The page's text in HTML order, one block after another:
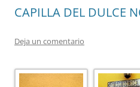
CAPILLA DEL DULCE
Deja un comentario